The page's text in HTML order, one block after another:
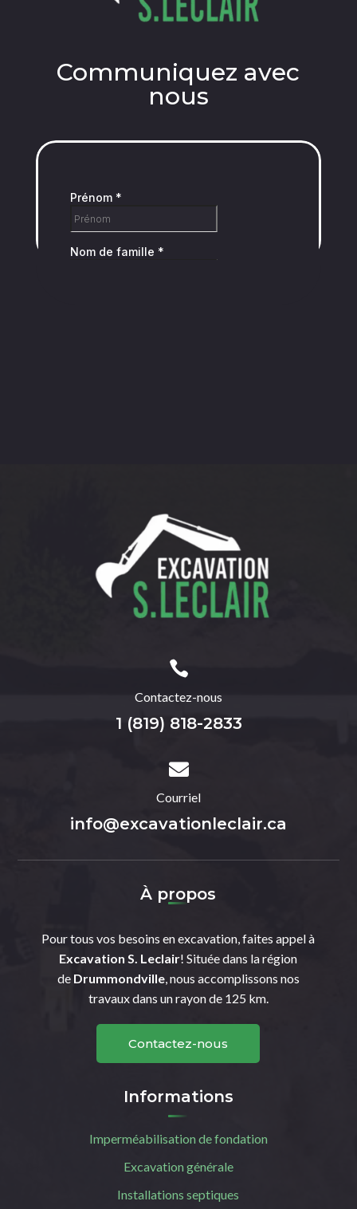
Communiquez avec
nous

Contactez-nous
1 (819) 818-2833

Courriel
info@excavationleclair.ca
À propos
Pour tous vos besoins en excavation, faites appel à
Excavation S. Leclair! Située dans la région
de Drummondville, nous accomplissons nos
travaux dans un rayon de 125 km.
Contactez-nous
Informations
Imperméabilisation de fondation
Excavation générale
Installations septiques